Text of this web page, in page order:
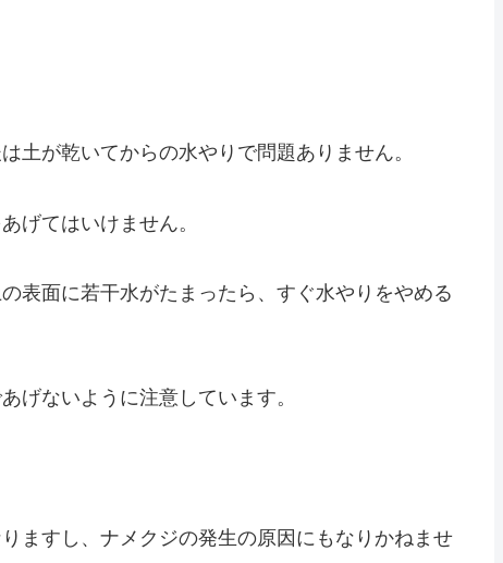
土が乾いてからの水やりで問題ありません。
げてはいけません。
表面に若干水がたまったら、すぐ水やりをやめる
げないように注意しています。
ますし、ナメクジの発生の原因にもなりかねませ